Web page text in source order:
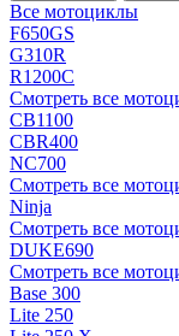
Все мотоциклы
F650GS
G310R
R1200C
Смотреть все
CB1100
CBR400
NC700
Смотреть все
Ninja
Смотреть все
DUKE690
Смотреть все
Base 300
Lite 250